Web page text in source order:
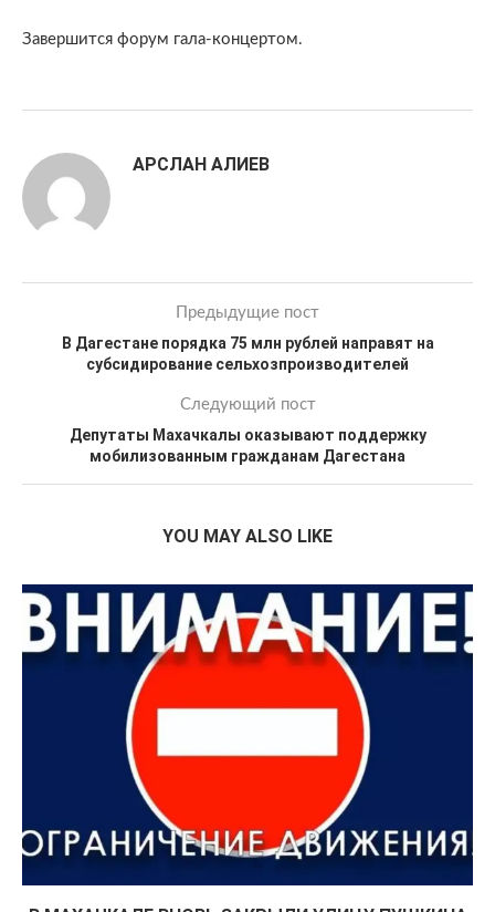
Завершится форум гала-концертом.
АРСЛАН АЛИЕВ
Предыдущие пост
В Дагестане порядка 75 млн рублей направят на
субсидирование сельхозпроизводителей
Следующий пост
Депутаты Махачкалы оказывают поддержку
мобилизованным гражданам Дагестана
YOU MAY ALSO LIKE